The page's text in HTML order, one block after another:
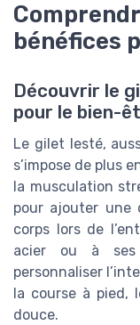
bénéfices
Découvrir le
pour le bien-
Le gilet lesté,
s’impose de plus
la musculation
pour ajouter une
corps lors de
acier ou à ses
personnaliser
la course à pied,
douce.